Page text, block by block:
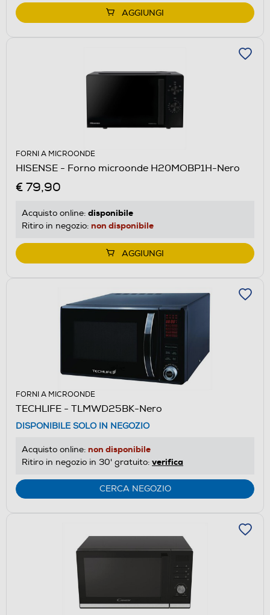
AGGIUNGI
FORNI A MICROONDE
HISENSE - Forno microonde H20MOBP1H-Nero
€ 79,90
Acquisto online: disponibile
Ritiro in negozio: non disponibile
AGGIUNGI
FORNI A MICROONDE
TECHLIFE - TLMWD25BK-Nero
DISPONIBILE SOLO IN NEGOZIO
Acquisto online: non disponibile
Ritiro in negozio in 30' gratuito: verifica
CERCA NEGOZIO